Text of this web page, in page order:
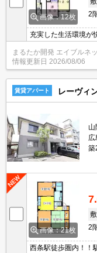
画像：12枚
2
充実した生活環境
スーパー、ドラッグ
に必要な施設が徒歩
も近隣にあり子育中
まるたか開発 エイブルネ
情報更新日 2026/08/06
賃貸アパート レーヴィ
築
画像：21枚
敷
2
西条駅徒歩圏内！！